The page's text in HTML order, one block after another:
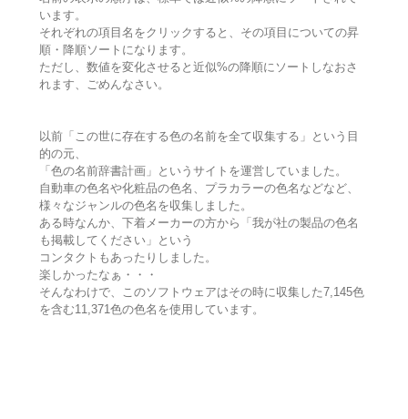
います。
それぞれの項目名をクリックすると、その項目についての昇
順・降順ソートになります。
ただし、数値を変化させると近似%の降順にソートしなおさ
れます、ごめんなさい。
以前「この世に存在する色の名前を全て収集する」という目
的の元、
「色の名前辞書計画」というサイトを運営していました。
自動車の色名や化粧品の色名、プラカラーの色名などなど、
様々なジャンルの色名を収集しました。
ある時なんか、下着メーカーの方から「我が社の製品の色名
も掲載してください」という
コンタクトもあったりしました。
楽しかったなぁ・・・
そんなわけで、このソフトウェアはその時に収集した7,145色
を含む11,371色の色名を使用しています。